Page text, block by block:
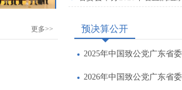
更多>> 预决算公开
2025年中国致公党广东省
2026年中国致公党广东省